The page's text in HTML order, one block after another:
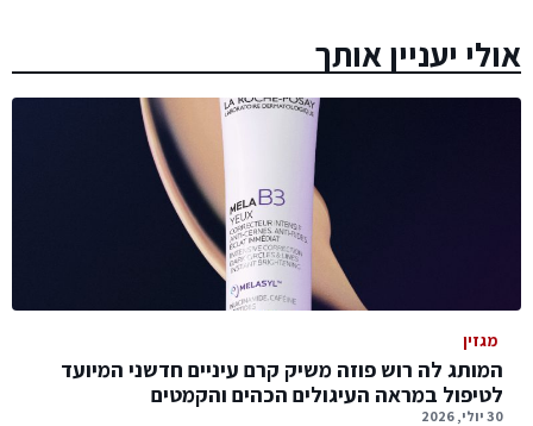
אולי יעניין אותך
מגזין
המותג לה רוש פוזה משיק קרם עיניים חדשני המיועד
לטיפול במראה העיגולים הכהים והקמטים
30 יולי, 2026